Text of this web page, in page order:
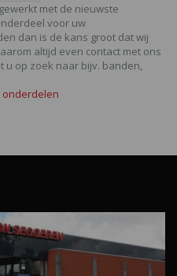
met de nieuwste
voor uw
dan is de kans groot dat wij
altijd even contact met ons
u op zoek naar bijv. banden,
onderdelen